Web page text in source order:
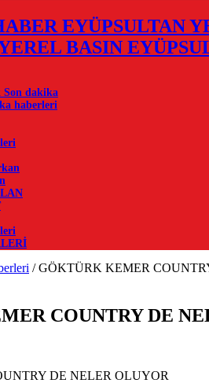
BASIN
dakika
haberleri
/ GÖKTÜRK KEMER
COUNTRY DE
DE NELER OLUYOR